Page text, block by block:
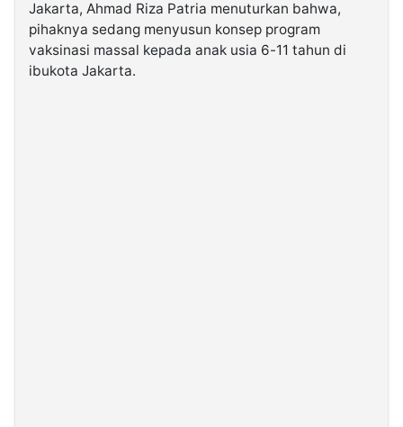
Kabarbaru.co
2026
Jakarta, Ahmad Riza Patria menuturkan bahwa,
pihaknya sedang menyusun konsep program
vaksinasi massal kepada anak usia 6-11 tahun di
ibukota Jakarta.